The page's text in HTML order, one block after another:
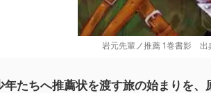
岩元先輩ノ推薦 1巻書影 出
年たちへ推薦状を渡す旅の始まりを